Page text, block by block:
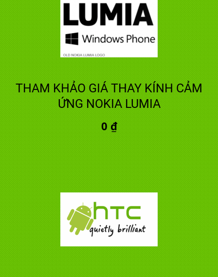
THAM KHẢO GIÁ THAY KÍNH CẢM
ỨNG NOKIA LUMIA
0 ₫